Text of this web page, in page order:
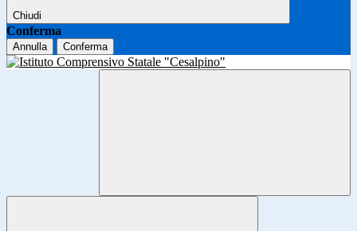
Chiudi
Conferma
Annulla Conferma